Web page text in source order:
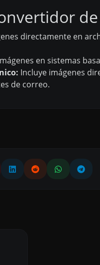
directamente en
en sistemas
Incluye imágenes
de correo.